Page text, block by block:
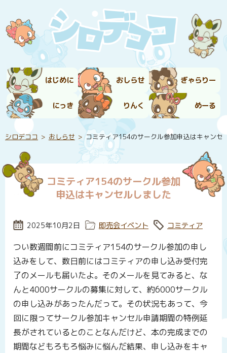
はじめに おしらせ ぎゃらりー
にっき りんく めーる
シロデココ おしらせ コミティア154のサークル参加申込はキャンセ
コミティア154のサークル参加
申込はキャンセルしました
投稿日:
2025年10月2日 カテゴリー:
即売会イベント タグ:
コミティア
つい数週間前にコミティア154のサークル参加の申し
込みをして、数日前にはコミティアの申し込み受付完
了のメールも届いたよ。そのメールを見てみると、な
んと4000サークルの募集に対して、約6000サークル
の申し込みがあったんだって。その状況もあって、今
回に限ってサークル参加キャンセル申請期間の特例延
長がされているとのことなんだけど、本の完成までの
期間などもろもろ悩みに悩んだ結果、申し込みをキャ